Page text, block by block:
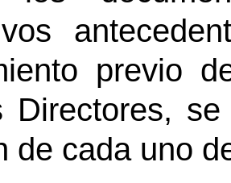
previo
Directores,
de cada uno